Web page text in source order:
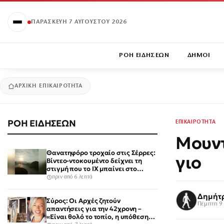
ΠΑΡΑΣΚΕΥΉ 7 ΑΥΓΟΎΣΤΟΥ 2026
ΡΟΗ ΕΙΔΗΣΕΩΝ ΔΗΜΟΙ
ΑΡΧΙΚΉ ΕΠΙΚΑΙΡΟΤΗΤΑ
ΡΟΗ ΕΙΔΗΣΕΩΝ
Θανατηφόρο τροχαίο στις Σέρρες:
Βίντεο-ντοκουμέντο δείχνει τη
στιγμή που το ΙΧ μπαίνει στο
αντίθετο ρεύμα – Ακαριαία
πριν από 6 λεπτά
Σύρος: Οι Αρχές ζητούν
απαντήσεις για την 42χρονη –
«Είναι θολό το τοπίο, η υπόθεση
ΕΠΙΚΑΙΡΟΤΗΤΑ
γιο
Πέμπτη 9